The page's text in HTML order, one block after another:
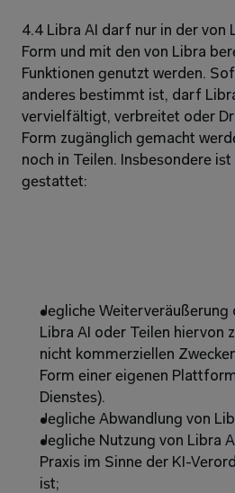
4.4 Libra AI darf nur in der von
Form und mit den von Libra
Funktionen genutzt werden.
anderes bestimmt ist, darf
vervielfältigt, verbreitet oder
Form zugänglich gemacht
noch in Teilen. Insbesondere
gestattet:
Jegliche Weiterveräußerung
Libra AI oder Teilen hiervon
nicht kommerziellen
Form einer eigenen
Dienstes).
Jegliche Abwandlung von
Jegliche Nutzung von Libra
Praxis im Sinne der KI-
ist;